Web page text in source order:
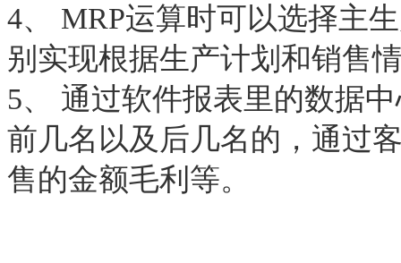
4、 MRP运算时可以选择主
别实现根据生产计划和销售
5、 通过软件报表里的数据
前几名以及后几名的，通过
售的金额毛利等。